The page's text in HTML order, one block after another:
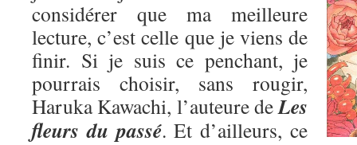
considérer que ma meilleure
lecture, c’est celle que je viens de
finir. Si je suis ce penchant, je
pourrais choisir, sans rougir,
Haruka Kawachi, l’auteure deLes
fleurs du passé. Et d’ailleurs, ce